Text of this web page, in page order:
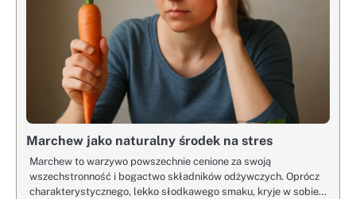
Marchew jako naturalny środek na stres
Marchew to warzywo powszechnie cenione za swoją
wszechstronność i bogactwo składników odżywczych. Oprócz
charakterystycznego, lekko słodkawego smaku, kryje w sobie…